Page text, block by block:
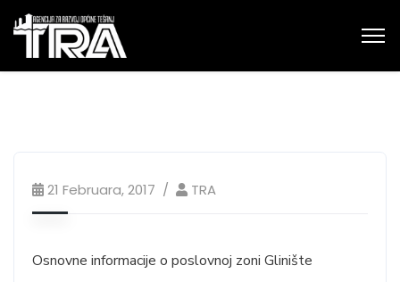
21 Februara, 2017 TRA
Osnovne informacije o poslovnoj zoni Glinište